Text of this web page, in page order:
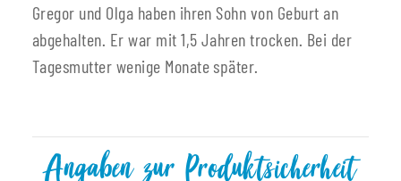
Gregor und Olga haben ihren Sohn von Geburt an
abgehalten. Er war mit 1,5 Jahren trocken. Bei der
Tagesmutter wenige Monate später.
Angaben zur Produktsicherheit